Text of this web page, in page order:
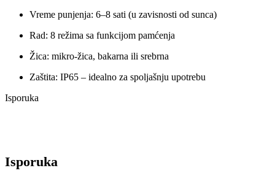
Vreme punjenja: 6–8 sati (u zavisnosti od sunca)
Rad: 8 režima sa funkcijom pamćenja
Žica: mikro-žica, bakarna ili srebrna
Zaštita: IP65 – idealno za spoljašnju upotrebu
Isporuka
Isporuka